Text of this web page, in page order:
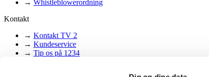
→ Whistleblowerordning
Kontakt
→ Kontakt TV 2
→ Kundeservice
→ Tip os på 1234